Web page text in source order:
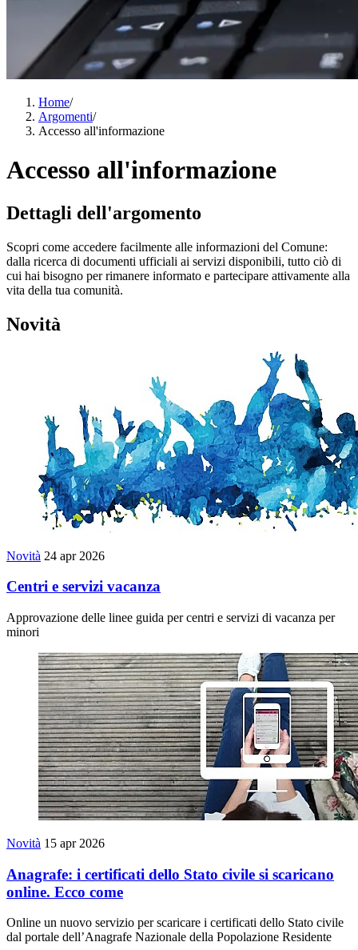
Home/
Argomenti/
Accesso all'informazione
Accesso all'informazione
Dettagli dell'argomento
Scopri come accedere facilmente alle informazioni del Comune:
dalla ricerca di documenti ufficiali ai servizi disponibili, tutto ciò di
cui hai bisogno per rimanere informato e partecipare attivamente alla
vita della tua comunità.
Novità
Novità 24 apr 2026
Centri e servizi vacanza
Approvazione delle linee guida per centri e servizi di vacanza per
minori
Novità 15 apr 2026
Anagrafe: i certificati dello Stato civile si scaricano
online. Ecco come
Online un nuovo servizio per scaricare i certificati dello Stato civile
dal portale dell’Anagrafe Nazionale della Popolazione Residente